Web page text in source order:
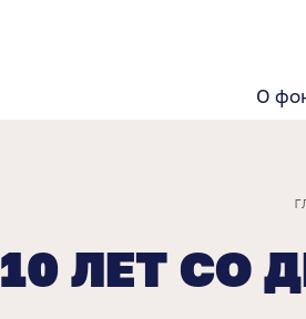
О
10 ЛЕТ СО